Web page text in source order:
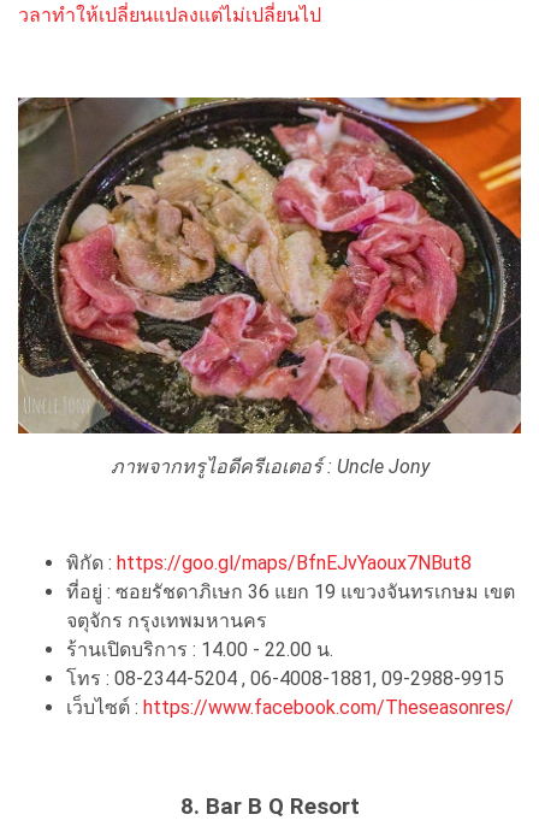
วลาทำให้เปลี่ยนแปลงแต่ไม่เปลี่ยนไป
ภาพจากทรูไอดีครีเอเตอร์ : Uncle Jony
พิกัด : https://goo.gl/maps/BfnEJvYaoux7NBut8
ที่อยู่ : ซอยรัชดาภิเษก 36 แยก 19 แขวงจันทรเกษม เขต
จตุจักร กรุงเทพมหานคร
ร้านเปิดบริการ : 14.00 - 22.00 น.
โทร : 08-2344-5204 , 06-4008-1881, 09-2988-9915
เว็บไซต์ : https://www.facebook.com/Theseasonres/
8. Bar B Q Resort